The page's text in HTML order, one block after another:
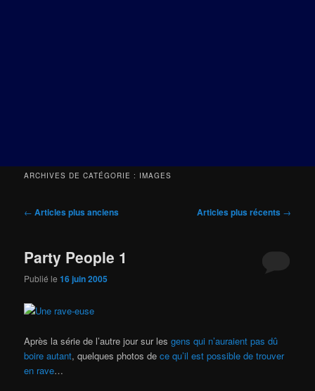
ARCHIVES DE CATÉGORIE : IMAGES
Navigation
← Articles plus anciens Articles plus récents →
Party People 1
Publié le16 juin 2005
Après la série de l’autre jour sur lesgens qui n’auraient pas dû
boire autant, quelques photos dece qu’il est possible de trouver
en rave…